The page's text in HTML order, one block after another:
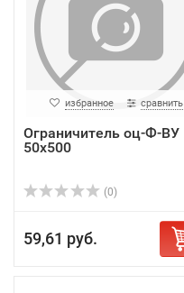
избранное сравнить
Ограничитель оц-Ф-ВУ
50x500
(0)
59,61 руб.